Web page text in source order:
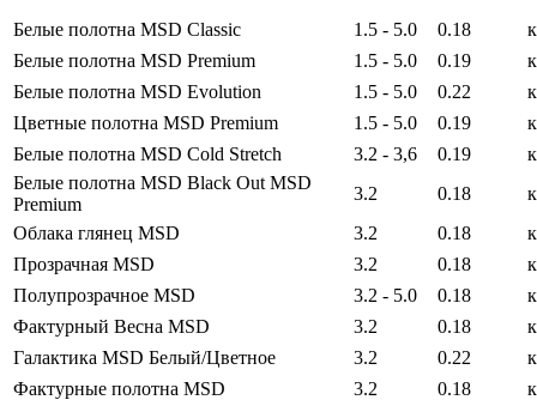
Белые полотна MSD Сlassic 1.5 - 5.0 0.18
Белые полотна MSD Premium
1.5 - 5.0 0.19
Белые полотна MSD Evolution
1.5 - 5.0 0.22
Цветные полотна MSD Premium
1.5 - 5.0 0.19
Белые полотна MSD Cold Stretch
3.2 - 3,6 0.19
Белые полотна MSD Black Out MSD
Premium
3.2 0.18
Облака глянец MSD
3.2 0.18
Прозрачная MSD
3.2 0.18
Полупрозрачное MSD
3.2 - 5.0 0.18
Фактурный Весна MSD
3.2 0.18
Галактика MSD Белый/Цветное
3.2 0.22
Фактурные полотна MSD
3.2 0.18